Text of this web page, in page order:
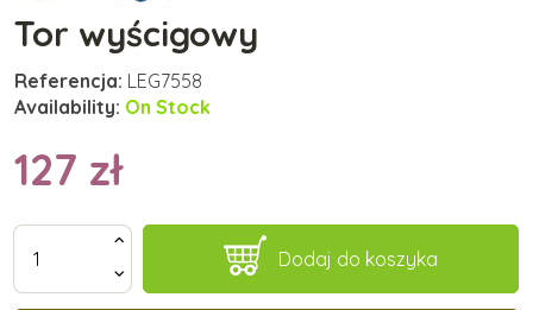
Tor wyścigowy
Referencja: LEG7558
Availability: On Stock
127 zł
Dodaj do koszyka